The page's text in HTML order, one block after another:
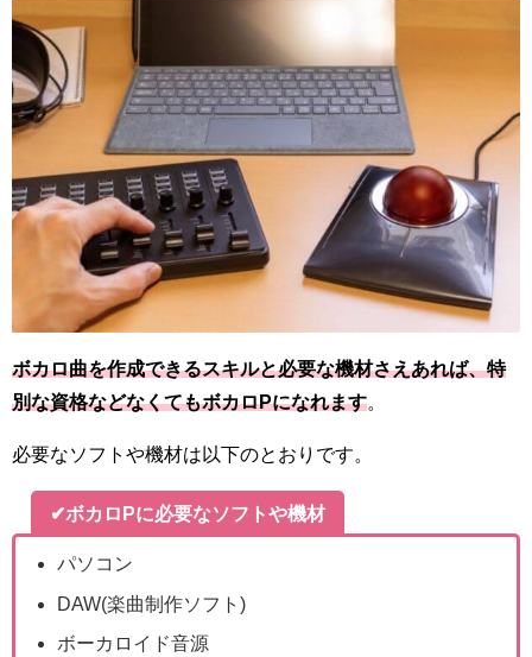
ボカロ曲を作成できるスキルと必要な機材さえあれば、特
別な資格などなくてもボカロPになれます
必要なソフトや機材は以下のとおりです。
✔ボカロPに必要なソフトや機材
パソコン
DAW(楽曲制作ソフト)
ボーカロイド音源